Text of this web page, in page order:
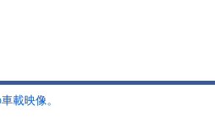
載映像。